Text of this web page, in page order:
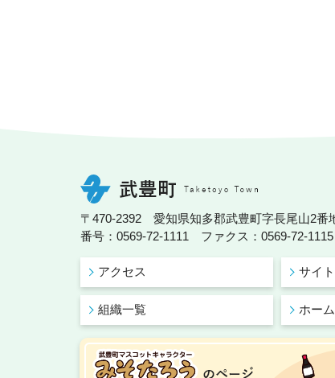
〒470-2392 愛知県知多郡武豊町字長尾山2番
番号：0569-72-1111 ファクス：0569-72-1115
アクセス サイ
組織一覧 ホー